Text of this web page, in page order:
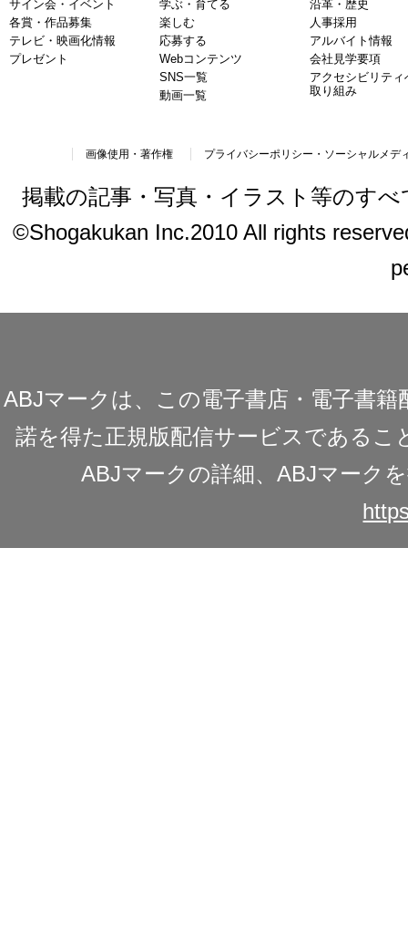
サイン会・イベント
各賞・作品募集
テレビ・映画化情報
プレゼント
学ぶ・育てる
楽しむ
応募する
Webコンテンツ
SNS一覧
動画一覧
沿革・歴史
人事採用
アルバイト情報
会社見学要項
アクセシビリティ
取り組み
画像使用・著作権 プライバシーポリシー・ソーシャルメデ
掲載の記事・写真・イラスト等のす
©Shogakukan Inc.2010 All rights
ABJマークは、この電子書店・電子書
諾を得た正規版配信サービスであるこ
ABJマークの詳細、ABJマーク